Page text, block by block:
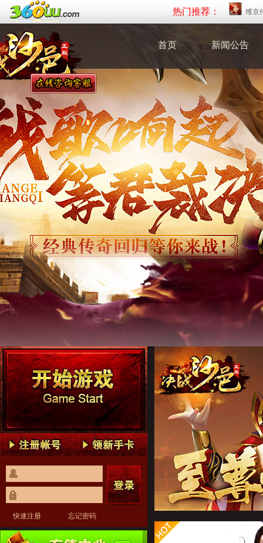
热门推荐： 维京
首页 新闻公告
快速注册 忘记密码
决战沙邑1
决战沙邑1
决战沙邑2
决战沙邑2
决战沙邑3
决战沙邑3
决战沙邑4
决战沙邑4
决战沙邑5
决战沙邑5